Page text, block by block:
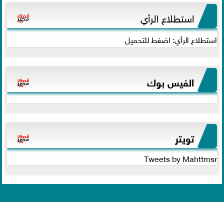
استطلاع الرأي
استطلاع الرأي: اضغط للتحميل
الفيس بوك
تويتر
Tweets by Mahttmsr